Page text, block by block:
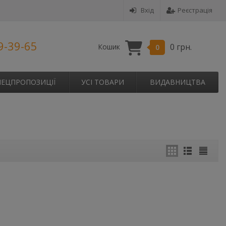
Вхід Реєстрація
39-65 Кошик 0 0 грн.
УСІ ТОВАРИ ВИДАВНИЦТВА